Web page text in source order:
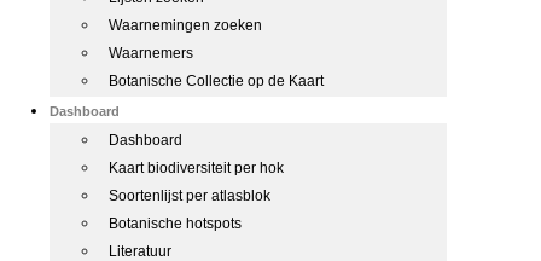
Waarnemingen zoeken
Waarnemers
Botanische Collectie op de Kaart
Dashboard
Dashboard
Kaart biodiversiteit per hok
Soortenlijst per atlasblok
Botanische hotspots
Literatuur